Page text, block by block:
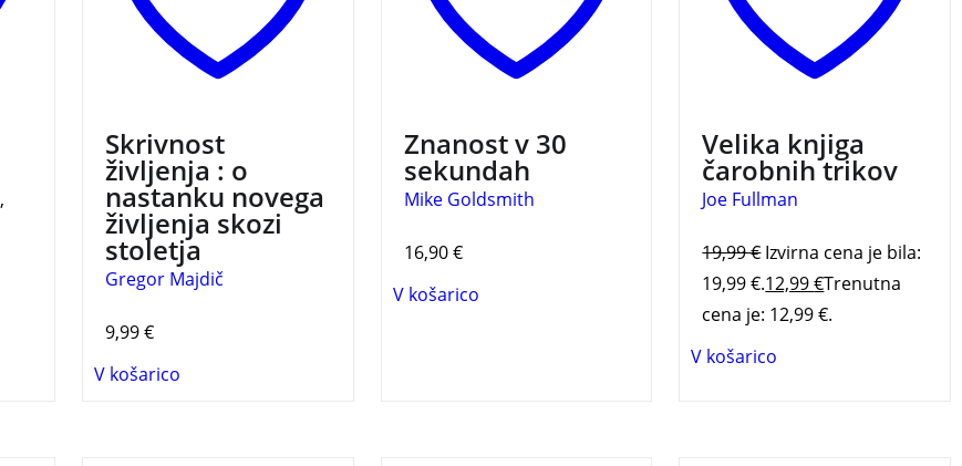
,
Skrivnost
življenja : o
nastanku novega
življenja skozi
stoletja
Gregor Majdič
9,99€
V košarico
Znanost v 30
sekundah
Mike Goldsmith
16,90€
V košarico
Velika knjiga
čarobnih trikov
Joe Fullman
19,99€ Izvirna cena je bila:
19,99 €.12,99€Trenutna
cena je: 12,99 €.
V košarico